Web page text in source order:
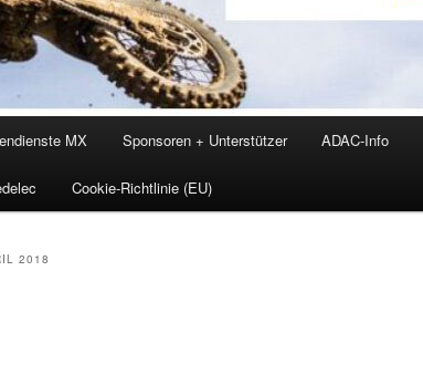
MX Sponsoren + Unterstützer ADAC-Info
Cookie-Richtlinie (EU)
2018